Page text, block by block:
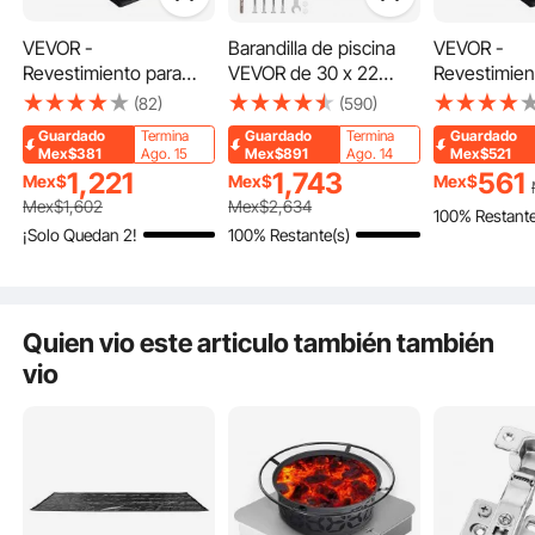
Fácil de mover
VEVOR -
Revestimiento para
piscina redonda de 5,5
m (18 pies), para
piscinas elevadas,
evita perforaciones,
base de geotextil
reciclado, prolonga su
vida útil.
(82)
Guardado
Mex$381
Termina
Ago. 15
Mex$1,221
Mex$1,602
¡Solo Quedan 2!
Barandilla de piscina
VEVOR de 30 x 22
pulgadas, de acero
inoxidable 304, con
capacidad de carga de
250 lb, color plateado,
resistente a la
corrosión, con cubierta
de agarre azul, broca
(590)
Guardado
Mex$891
Termina
Ago. 14
Mex$1,743
Mex$2,634
100% Restante(s)
VEVOR -
piscinas
4,5 m,
evita
base de
reciclado,
vida útil del
Guardado
Mex$521
Mex$561
100%
Quien vio este articulo también también
vio